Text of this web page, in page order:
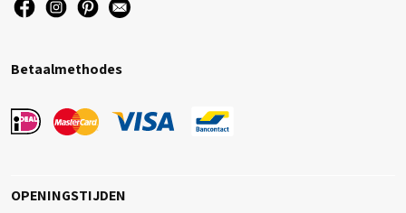
Betaalmethodes
OPENINGSTIJDEN